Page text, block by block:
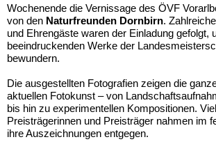
Wochenende die Vernissage des ÖVF
von den Naturfreunden Dornbirn.
und Ehrengäste waren der Einladung gefolgt,
beeindruckenden Werke der
bewundern.
Die ausgestellten Fotografien zeigen die
aktuellen Fotokunst – von
bis hin zu experimentellen Kompositionen.
Preisträgerinnen und Preisträger nahmen im
ihre Auszeichnungen entgegen.